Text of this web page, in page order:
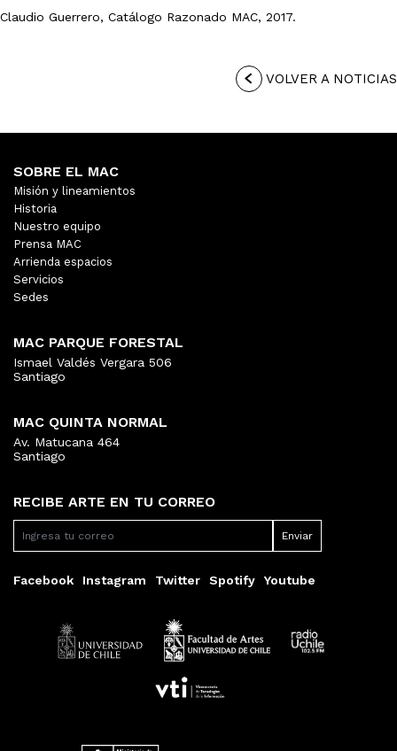
Claudio Guerrero, Catálogo Razonado MAC, 2017.
VOLVER A NOTICIAS
RECIBE ARTE EN TU CORREO
Facebook Instagram Twitter Spotify Youtube
SOBRE EL MAC
Misión y lineamientos
Historia
Nuestro equipo
Prensa MAC
Arrienda espacios
Servicios
Sedes
MAC PARQUE FORESTAL
Ismael Valdés Vergara 506
Santiago
MAC QUINTA NORMAL
Av. Matucana 464
Santiago